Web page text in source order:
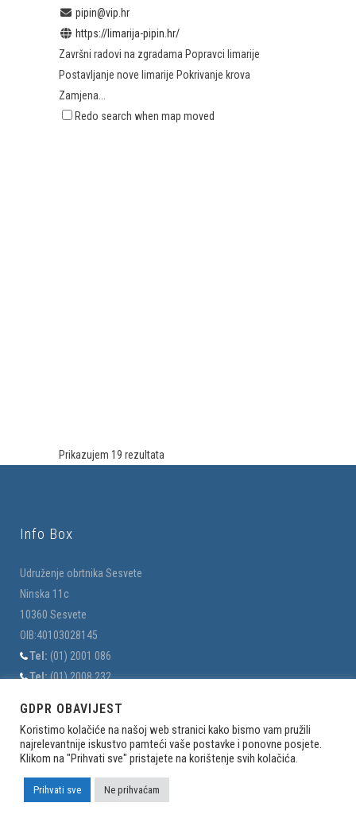
pipin@vip.hr
https://limarija-pipin.hr/
Završni radovi na zgradama Popravci limarije
Postavljanje nove limarije Pokrivanje krova
Zamjena...
Redo search when map moved
Prikazujem 19 rezultata
Info Box
Udruženje obrtnika Sesvete
Ninska 11c
10360 Sesvete
OIB:40103028145
Tel: (01) 2001 086
Tel:(01) 2008 232
O nama
GDPR OBAVIJEST
Koristimo kolačiće na našoj web stranici kako bismo vam pružili
najrelevantnije iskustvo pamteći vaše postavke i ponovne posjete.
Klikom na "Prihvati sve" pristajete na korištenje svih kolačića.
Prihvati sve Ne prihvaćam